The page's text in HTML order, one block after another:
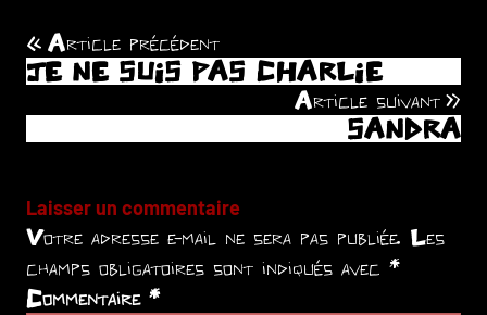
Navigation
de
l’article
Article précédent
JE NE SUIS PAS CHARLIE
Article suivant
SANDRA
Laisser un commentaire
Votre adresse e-mail ne sera pas publiée. Les
champs obligatoires sont indiqués avec *
Commentaire *